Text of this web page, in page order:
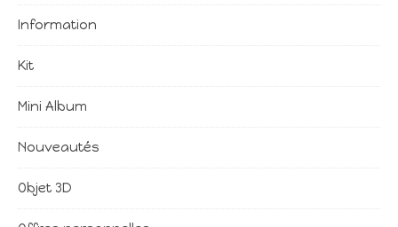
Information
Kit
Mini Album
Nouveautés
Objet 3D